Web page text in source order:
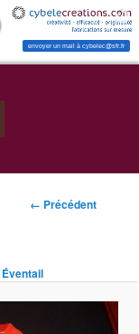
envoyer un mail à cybelec@sfr.fr
Navigation
← Précédent
Éventail